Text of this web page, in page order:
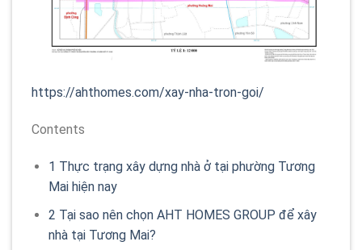
https://ahthomes.com/xay-nha-tron-goi/
Contents
1 Thực trạng xây dựng nhà ở tại phường Tương
Mai hiện nay
2 Tại sao nên chọn AHT HOMES GROUP để xây
nhà tại Tương Mai?